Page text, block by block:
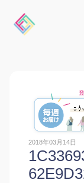
2018年03月14日